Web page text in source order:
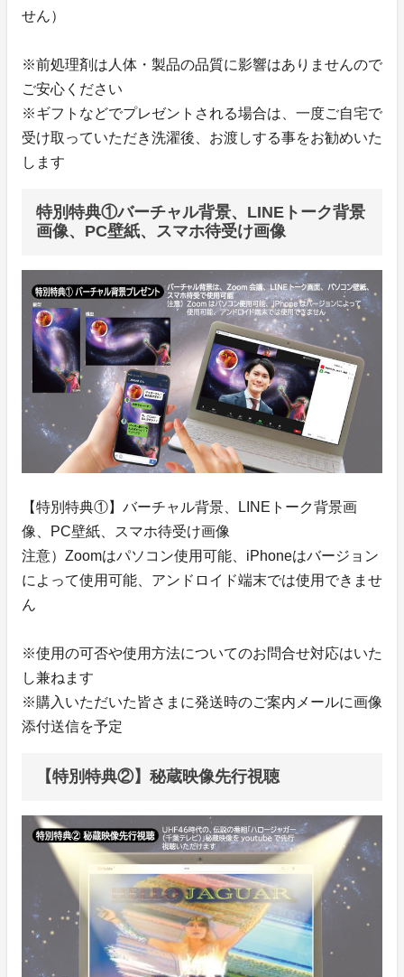
せん）
※前処理剤は人体・製品の品質に影響はありませんので
ご安心ください
※ギフトなどでプレゼントされる場合は、一度ご自宅で
受け取っていただき洗濯後、お渡しする事をお勧めいた
します
特別特典①バーチャル背景、LINEトーク背景
画像、PC壁紙、スマホ待受け画像
【特別特典①】バーチャル背景、LINEトーク背景画
像、PC壁紙、スマホ待受け画像
注意）Zoomはパソコン使用可能、iPhoneはバージョン
によって使用可能、アンドロイド端末では使用できませ
ん
※使用の可否や使用方法についてのお問合せ対応はいた
し兼ねます
※購入いただいた皆さまに発送時のご案内メールに画像
添付送信を予定
【特別特典②】秘蔵映像先行視聴